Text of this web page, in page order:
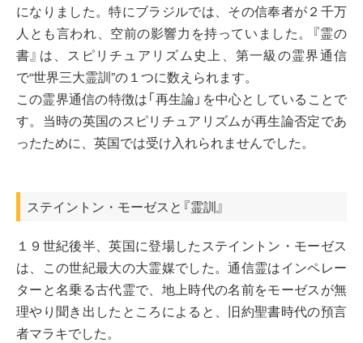
になりました。特にブラジルでは、その信奉者が２千万
人とも言われ、空前の影響力を持っていました。『霊の
書』は、スピリチュアリズム史上、第一級の霊界通信
で“世界三大霊訓”の１つに数えられます。
この霊界通信の特徴は「再生論」を中心としていることで
す。当時の英国のスピリチュアリズムが再生論否定であ
ったために、英国では受け入れられませんでした。
ステイントン・モーゼスと『霊訓』
１９世紀後半、英国に登場したステイントン・モーゼス
は、この世紀最大の大霊媒でした。通信霊はインペレー
ターと名乗る古代霊で、地上時代の名前をモーゼスが無
理やり聞き出したところによると、旧約聖書時代の預言
者マラキでした。